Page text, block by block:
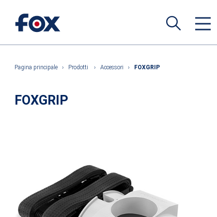
Pagina principale › Prodotti › Accessori › FOXGRIP
FOXGRIP